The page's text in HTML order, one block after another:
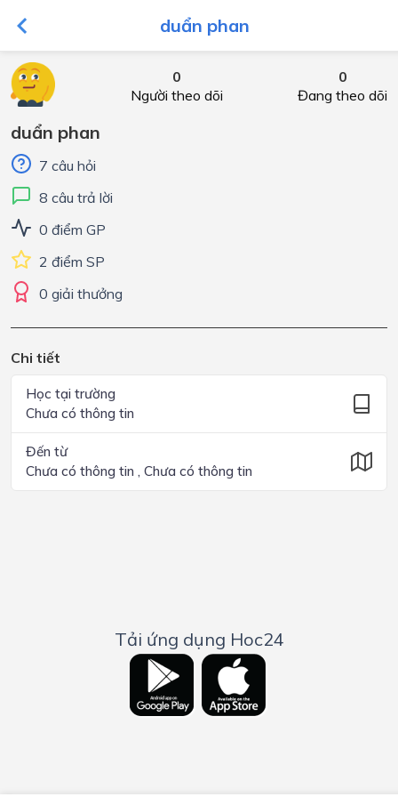
duẩn phan
0
Người theo dõi
0
Đang theo dõi
duẩn phan
7 câu hỏi
8 câu trả lời
0 điểm GP
2 điểm SP
0 giải thưởng
Chi tiết
Học tại trường
Chưa có thông tin
Đến từ
Chưa có thông tin , Chưa có thông tin
Tải ứng dụng Hoc24